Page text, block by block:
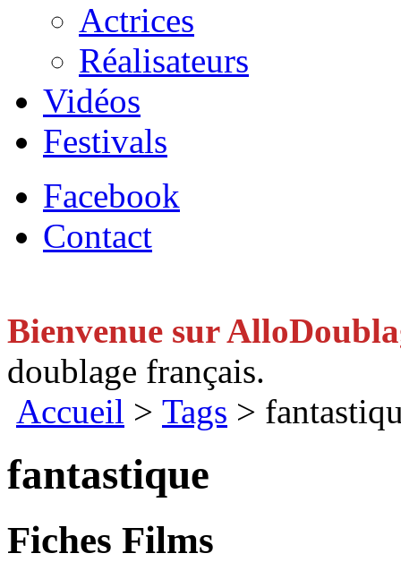
Actrices
Réalisateurs
Vidéos
Festivals
Facebook
Contact
Bienvenue sur
doublage français.
Accueil > Tags >
fantastique
Fiches Films